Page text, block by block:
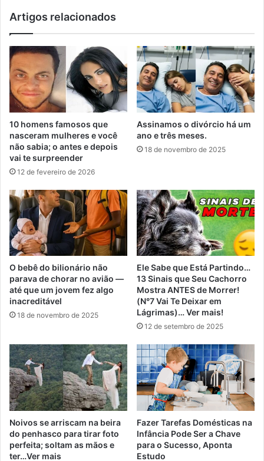
Artigos relacionados
10 homens famosos que
nasceram mulheres e você
não sabia; o antes e depois
vai te surpreender
12 de fevereiro de 2026
Assinamos o divórcio há um
ano e três meses.
18 de novembro de 2025
O bebê do bilionário não
parava de chorar no avião —
até que um jovem fez algo
inacreditável
18 de novembro de 2025
Ele Sabe que Está Partindo…
13 Sinais que Seu Cachorro
Mostra ANTES de Morrer!
(N°7 Vai Te Deixar em
Lágrimas)… Ver mais!
12 de setembro de 2025
Noivos se arriscam na beira
do penhasco para tirar foto
perfeita; soltam as mãos e
ter…Ver mais
Fazer Tarefas Domésticas na
Infância Pode Ser a Chave
para o Sucesso, Aponta
Estudo